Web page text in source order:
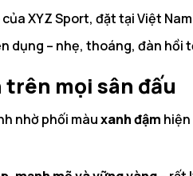
XYZ Sport, đặt tại Việt
dụng – nhẹ, thoáng, đàn hồi
mọi sân đấu
nhờ phối màuxanh đậm